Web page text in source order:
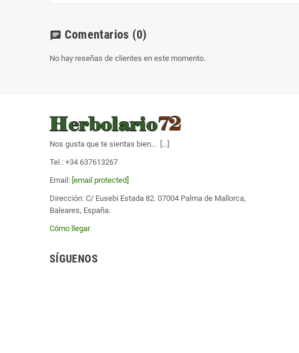
chat Comentarios (0)
No hay reseñas de clientes en este momento.
Nos gusta que te sientas bien... [ ...
Tel.: +34 637613267
Email: [email protected]
Dirección: C/ Eusebi Estada 82. 07004 Palma de Mallorca,
Baleares, España.
Cómo llegar.
SÍGUENOS